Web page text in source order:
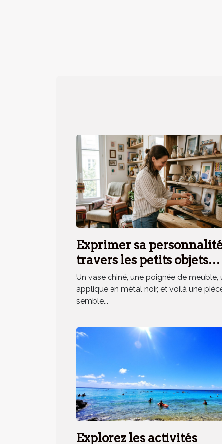
Exprimer sa
travers les petits objets
déco, mythe ou réalité ?
Un vase chiné, une poignée de meuble,
applique en métal noir, et voilà une
semble...
Explorez les activités